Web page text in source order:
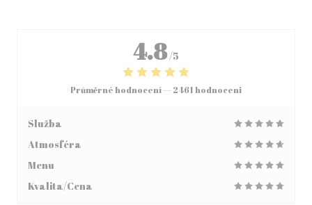
4.8/5
Průměrné hodnocení —2461 hodnoceni
Služba
Atmosféra
Menu
Kvalita/Cena